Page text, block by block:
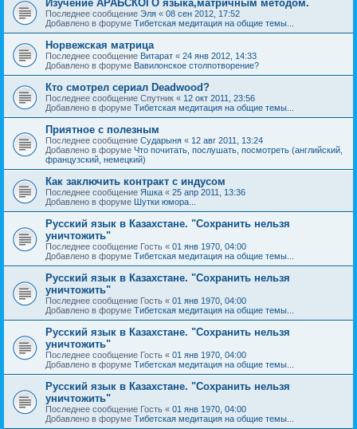
Изучение АРАБСКОГО языка,матричным методом.
Последнее сообщение Эля « 08 сен 2012, 17:52
Добавлено в форуме Тибетская медитация на общие темы...
Норвежская матрица
Последнее сообщение Витарат « 24 янв 2012, 14:33
Добавлено в форуме Вавилонское столпотворение?
Кто смотрел сериал Deadwood?
Последнее сообщение Спутник « 12 окт 2011, 23:56
Добавлено в форуме Тибетская медитация на общие темы...
Приятное с полезным
Последнее сообщение Сударыня « 12 авг 2011, 13:24
Добавлено в форуме Что почитать, послушать, посмотреть (английский,
французский, немецкий)
Как заключить контракт с индусом
Последнее сообщение Яшка « 25 апр 2011, 13:36
Добавлено в форуме Шутки юмора...
Русский язык в Казахстане. "Сохранить нельзя
уничтожить"
Последнее сообщение Гость « 01 янв 1970, 04:00
Добавлено в форуме Тибетская медитация на общие темы...
Русский язык в Казахстане. "Сохранить нельзя
уничтожить"
Последнее сообщение Гость « 01 янв 1970, 04:00
Добавлено в форуме Тибетская медитация на общие темы...
Русский язык в Казахстане. "Сохранить нельзя
уничтожить"
Последнее сообщение Гость « 01 янв 1970, 04:00
Добавлено в форуме Тибетская медитация на общие темы...
Русский язык в Казахстане. "Сохранить нельзя
уничтожить"
Последнее сообщение Гость « 01 янв 1970, 04:00
Добавлено в форуме Тибетская медитация на общие темы...